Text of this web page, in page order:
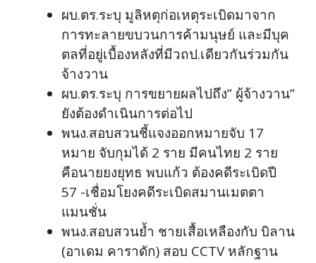
ผบ.ตร.ระบุ มูลิหตุก่อเหตุระเบิดมาจาก
การทะลายขบวนการค้ามนุษย์ และมีบุค
ตลที่อยู่เบื้องหลังที่มีวถป.เดียวกันร่วมกัน
จ้างวาน
ผบ.ตร.ระบุ การขยายผลไปถึง” ผู้จ้างวาน”
ยังต้องดำเนินการต่อไป
พนง.สอบสวนชี้แจงออกหมายจับ 17
หมาย จับกุมได้ 2 ราย มีคนไทย 2 ราย
คือนายยงยุทธ พบแก้ว ต้องคดีระเบิดปี
57 -เชื่อมโยงคดีระเบิดสมานเมตตา
แมนชั่น
พนง.สอบสวนย้ำ ชายเสื้อเหลืองกับ บิลาน
(อาเดม คาราดัก) สอบ CCTV หลักฐาน